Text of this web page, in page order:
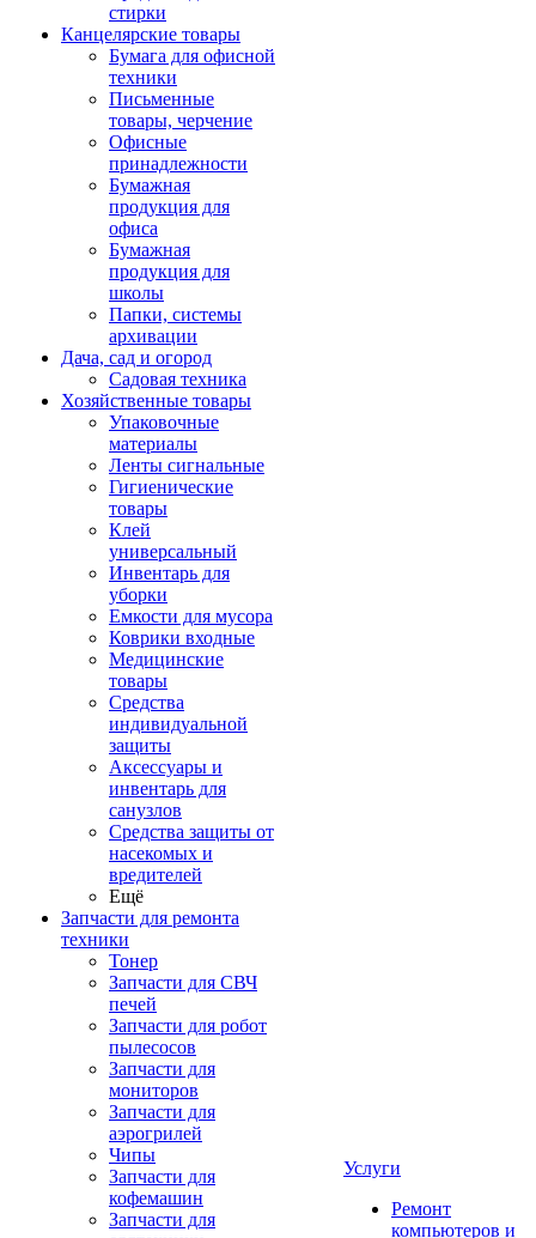
стирки
Канцелярские товары
Бумага для офисной
техники
Письменные
товары, черчение
Офисные
принадлежности
Бумажная
продукция для
офиса
Бумажная
продукция для
школы
Папки, системы
архивации
Дача, сад и огород
Садовая техника
Хозяйственные товары
Упаковочные
материалы
Ленты сигнальные
Гигиенические
товары
Клей
универсальный
Инвентарь для
уборки
Емкости для мусора
Коврики входные
Медицинские
товары
Средства
индивидуальной
защиты
Аксессуары и
инвентарь для
санузлов
Средства защиты от
насекомых и
вредителей
Ещё
Запчасти для ремонта
техники
Тонер
Запчасти для СВЧ
печей
Запчасти для робот
пылесосов
Запчасти для
мониторов
Запчасти для
аэрогрилей
Чипы
Запчасти для
кофемашин
Запчасти для
Услуги
Ремонт
компьютеров и